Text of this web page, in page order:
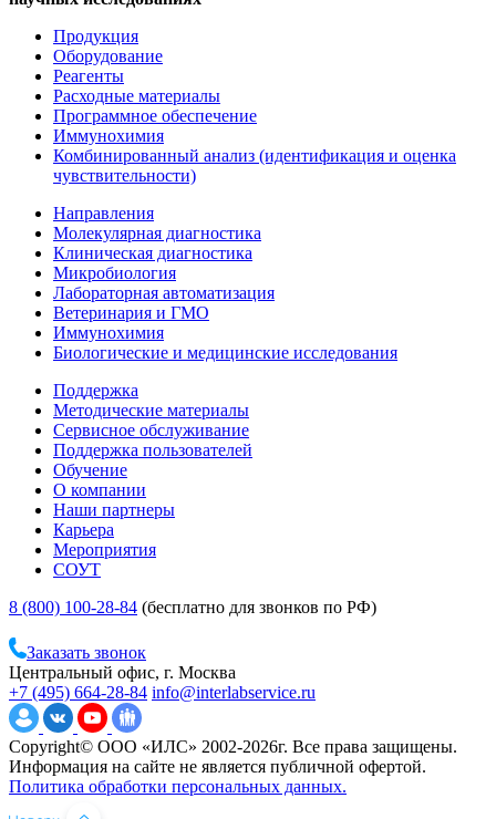
Продукция
Оборудование
Реагенты
Расходные материалы
Программное обеспечение
Иммунохимия
Комбинированный анализ (идентификация и оценка
чувствительности)
Направления
Молекулярная диагностика
Клиническая диагностика
Микробиология
Лабораторная автоматизация
Ветеринария и ГМО
Иммунохимия
Биологические и медицинские исследования
Поддержка
Методические материалы
Сервисное обслуживание
Поддержка пользователей
Обучение
О компании
Наши партнеры
Карьера
Мероприятия
СОУТ
8 (800) 100-28-84 (бесплатно для звонков по РФ)
Заказать звонок
Центральный офис, г. Москва
+7 (495) 664-28-84 info@interlabservice.ru
Copyright© ООО «ИЛС» 2002-2026г. Все права защищены.
Информация на сайте не является публичной офертой.
Политика обработки персональных данных.